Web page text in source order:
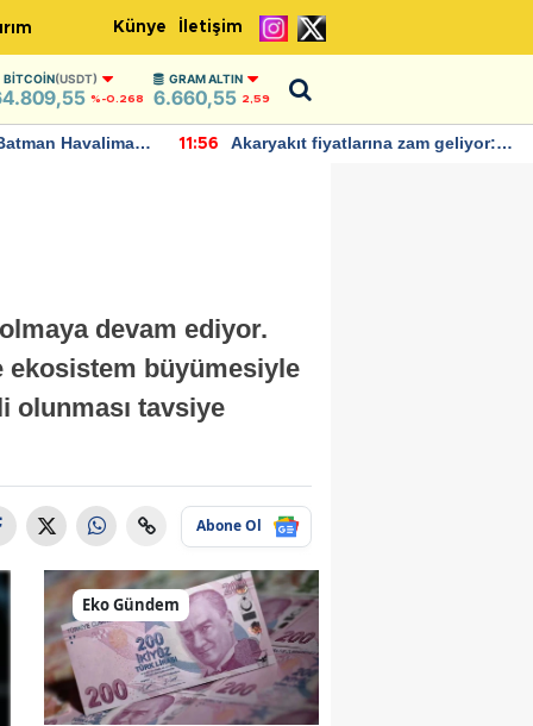
Künye İletişim
BITCOIN(USDT)
%-0.268
GRAM ALTIN
6.660,55 2,59
Havalimanı
11:56
Akaryakıt fiyatlarına zam geliyor:
olmaya devam ediyor.
ekosistem büyümesiyle
olunması tavsiye
Abone Ol
Eko Gündem